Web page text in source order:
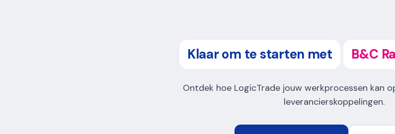
Klaar om te starten met B&C
Ontdek hoe LogicTrade jouw werkprocessen kan
leverancierskoppelingen.